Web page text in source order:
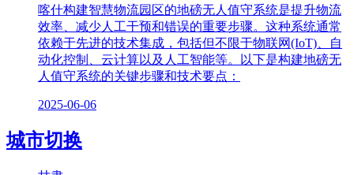
喀什构建智慧物流园区的地磅无人值守系统是提升物流
效率、减少人工干预和错误的重要步骤。这种系统通常
依赖于先进的技术集成，包括但不限于物联网(IoT)、自
动化控制、云计算以及人工智能等。以下是构建地磅无
人值守系统的关键步骤和技术要点：
2025-06-06
城市切换